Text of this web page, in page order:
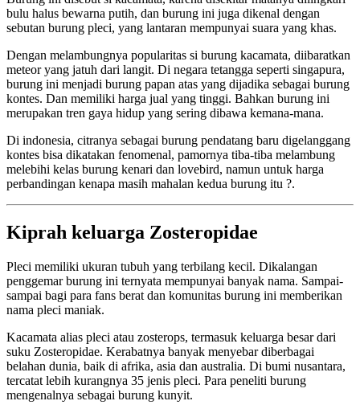
bulu halus bewarna putih, dan burung ini juga dikenal dengan
sebutan burung pleci, yang lantaran mempunyai suara yang khas.
Dengan melambungnya popularitas si burung kacamata, diibaratkan
meteor yang jatuh dari langit. Di negara tetangga seperti singapura,
burung ini menjadi burung papan atas yang dijadika sebagai burung
kontes. Dan memiliki harga jual yang tinggi. Bahkan burung ini
merupakan tren gaya hidup yang sering dibawa kemana-mana.
Di indonesia, citranya sebagai burung pendatang baru digelanggang
kontes bisa dikatakan fenomenal, pamornya tiba-tiba melambung
melebihi kelas burung kenari dan lovebird, namun untuk harga
perbandingan kenapa masih mahalan kedua burung itu ?.
Kiprah keluarga Zosteropidae
Pleci memiliki ukuran tubuh yang terbilang kecil. Dikalangan
penggemar burung ini ternyata mempunyai banyak nama. Sampai-
sampai bagi para fans berat dan komunitas burung ini memberikan
nama pleci maniak.
Kacamata alias pleci atau zosterops, termasuk keluarga besar dari
suku Zosteropidae. Kerabatnya banyak menyebar diberbagai
belahan dunia, baik di afrika, asia dan australia. Di bumi nusantara,
tercatat lebih kurangnya 35 jenis pleci. Para peneliti burung
mengenalnya sebagai burung kunyit.